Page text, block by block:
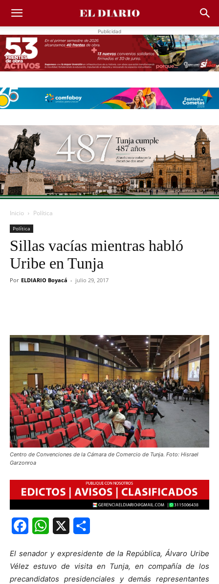
Publicidad
Inicio Política
Política
Sillas vacías mientras habló
Uribe en Tunja
Por ELDIARIO Boyacá - julio 29, 2017
Centro de Convenciones de la Cámara de Comercio de Tunja. Foto: Hisrael
Garzonroa
FacebookWhatsApp
El senador y expresidente de la República, Álvaro Uribe
Vélez estuvo de visita en Tunja, en compañía de los
precandidatos presidenciales y demás representantes